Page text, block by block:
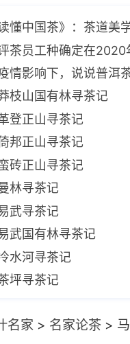
懂中国茶》：茶道美
情影响下，说说普洱
枝山国有林寻茶记
登正山寻茶记
邦正山寻茶记
砖正山寻茶记
林寻茶记
武寻茶记
武国有林寻茶记
水河寻茶记
坪寻茶记
名家 > 名家论茶>